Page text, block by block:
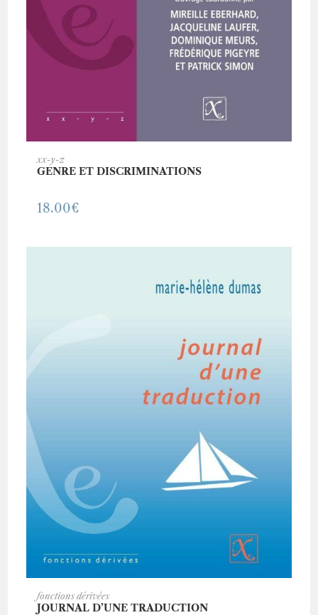
xx-y-z
GENRE ET DISCRIMINATIONS
18.00€
AJOUTER AU PANIER
fonctions dérivées
JOURNAL D’UNE TRADUCTION